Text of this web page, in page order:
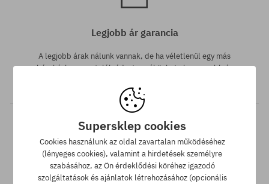
Legjobb ár garancia
A legjobb árak nálunk vannak, de ha véletlenül egy más
webáruházban megtalálnád a termékünket alacsonyabb áron,
Supersklep cookies
Cookies használunk az oldal zavartalan működéséhez
(lényeges cookies), valamint a hirdetések személyre
szabásához, az Ön érdeklődési köréhez igazodó
szolgáltatások és ajánlatok létrehozásához (opcionális